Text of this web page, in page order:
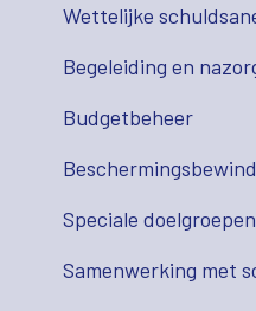
Wettelijke
Begeleiding en
Budgetbeheer
Beschermingsbewind
Speciale doelgroepen
Samenwerking met